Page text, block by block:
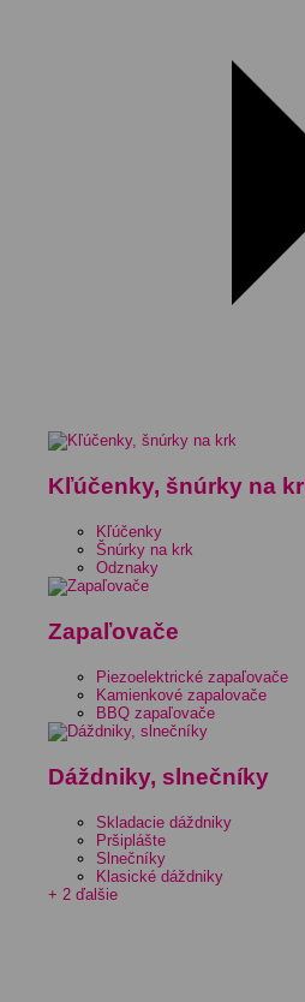
Kľúčenky, šnúrky na
Kľúčenky
Šnúrky na krk
Odznaky
Zapaľovače
Piezoelektrické zapaľovače
Kamienkové zapalovače
BBQ zapaľovače
Dáždniky, slnečníky
Skladacie dáždniky
Pršiplášte
Slnečníky
Klasické dáždniky
+ 2 ďalšie